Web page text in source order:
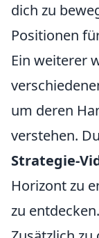
dich zu
Positionen
Ein weiterer
um deren
verstehen.
Strategie-
Horizont zu
zu entdecken.